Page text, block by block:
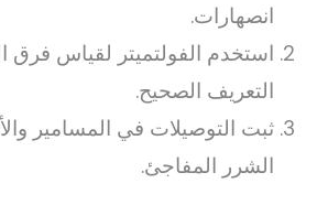
انصهارات.
استخدم الفولتميتر لقياس فرق
التعريف الصحيح.
ثبت التوصيلات في المسامير
الشرر المفاجئ.